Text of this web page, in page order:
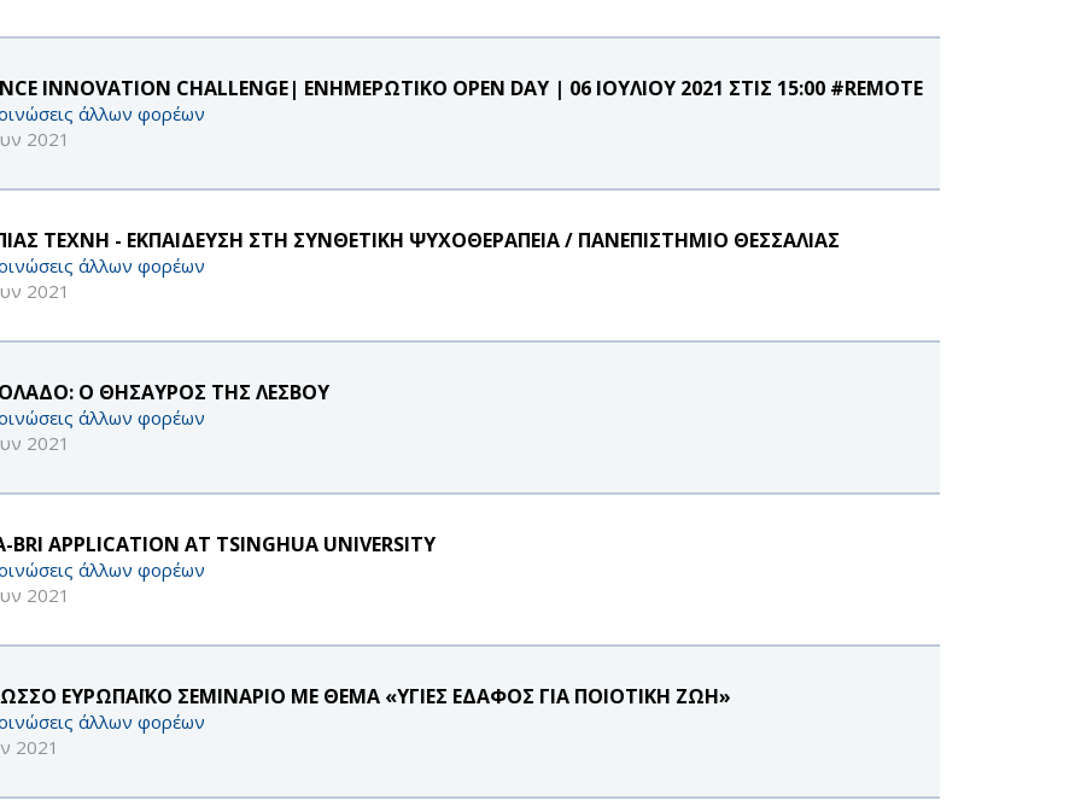
INNOVATION CHALLENGE| ΕΝΗΜΕΡΩΤΙΚΟ OPEN DAY | 06 ΙΟΥΛΙΟΥ 2021 ΣΤΙΣ 15:00 #REMOTE
άλλων φορέων
2021
ΤΕΧΝΗ - ΕΚΠΑΙΔΕΥΣΗ ΣΤΗ ΣΥΝΘΕΤΙΚΗ ΨΥΧΟΘΕΡΑΠΕΙΑ / ΠΑΝΕΠΙΣΤΗΜΙΟ ΘΕΣΣΑΛΙΑΣ
άλλων φορέων
2021
Ο ΘΗΣΑΥΡΟΣ ΤΗΣ ΛΕΣΒΟΥ
άλλων φορέων
2021
BRI APPLICATION AT TSINGHUA UNIVERSITY
άλλων φορέων
2021
ΕΥΡΩΠΑΪΚΟ ΣΕΜΙΝΑΡΙΟ ΜΕ ΘΕΜΑ «ΥΓΙΕΣ ΕΔΑΦΟΣ ΓΙΑ ΠΟΙΟΤΙΚΗ ΖΩΗ»
άλλων φορέων
2021